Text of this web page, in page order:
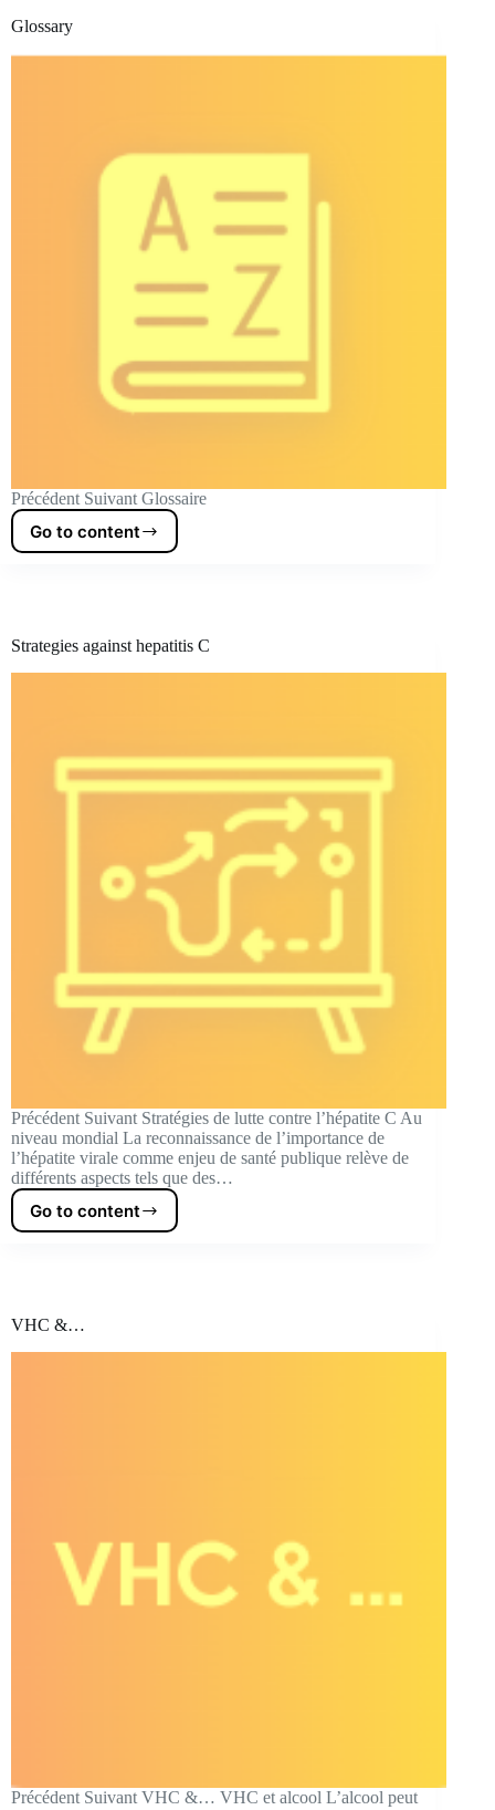
Glossary
Précédent Suivant Glossaire
Go to content
Glossary
Strategies against hepatitis C
Précédent Suivant Stratégies de lutte contre l’hépatite C Au
niveau mondial La reconnaissance de l’importance de
l’hépatite virale comme enjeu de santé publique relève de
différents aspects tels que des…
Go to content
Strategies
VHC &…
Précédent Suivant VHC &… VHC et alcool L’alcool peut